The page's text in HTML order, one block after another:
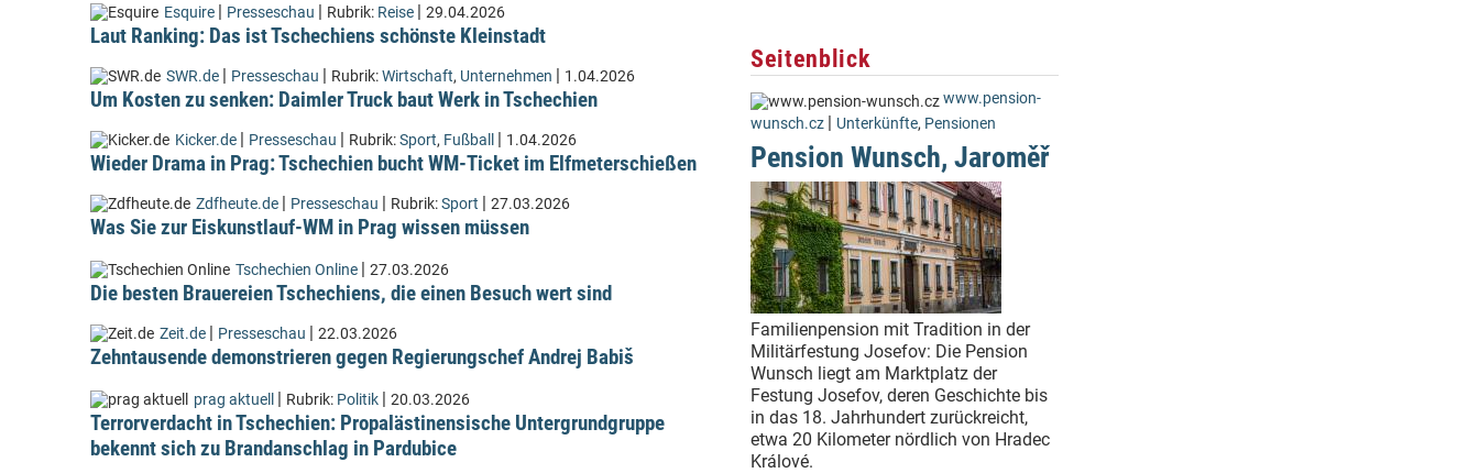
Esquire | Presseschau | Rubrik: Reise | 29.04.2026
Laut Ranking: Das ist Tschechiens schönste Kleinstadt
SWR.de | Presseschau | Rubrik:Wirtschaft, Unternehmen | 1.04.2026
Um Kosten zu senken: Daimler Truck baut Werk in Tschechien
Kicker.de | Presseschau | Rubrik:Sport, Fußball | 1.04.2026
Wieder Drama in Prag: Tschechien bucht WM-Ticket im Elfmeterschießen
Zdfheute.de | Presseschau | Rubrik:Sport | 27.03.2026
Was Sie zur Eiskunstlauf-WM in Prag wissen müssen
Tschechien Online | 27.03.2026
Die besten Brauereien Tschechiens, die einen Besuch wert sind
Zeit.de | Presseschau | 22.03.2026
Zehntausende demonstrieren gegen Regierungschef Andrej Babiš
prag aktuell | Rubrik: Politik | 20.03.2026
Terrorverdacht in Tschechien: Propalästinensische Untergrundgruppe
bekennt sich zu Brandanschlag in Pardubice
Seitenblick
www.pension-
wunsch.cz | Unterkünfte, Pensionen
Pension Wunsch, Jaroměř
Familienpension mit Tradition in der
Militärfestung Josefov: Die Pension
Wunsch liegt am Marktplatz der
Festung Josefov, deren Geschichte bis
in das 18. Jahrhundert zurückreicht,
etwa 20 Kilometer nördlich von Hradec
Králové.